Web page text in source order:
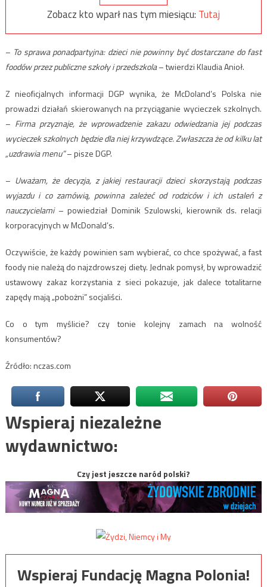
Zobacz kto wparł nas tym miesiącu: Tutaj
– To sprawa ponadpartyjna: dzieci nie powinny być dostarczane do fast
foodów przez publiczne szkoły i przedszkola– twierdzi Klaudia Anioł.
Z nieoficjalnych informacji DGP wynika, że McDoland’s Polska nie
prowadzi działań skierowanych na przyciąganie wycieczek szkolnych.
– Firma przyznaje, że wprowadzenie zakazu odwiedzania jej podczas
wycieczek szkolnych będzie dla niej krzywdzące. Zwłaszcza że od kilku lat
„uzdrawia menu”– pisze DGP.
– Uważam, że decyzja, z jakiej restauracji dzieci skorzystają podczas
wyjazdu i co zamówią, powinna zależeć od rodziców i ich ustaleń z
nauczycielami– powiedział Dominik Szulowski, kierownik ds. relacji
korporacyjnych w McDonald’s.
Oczywiście, że każdy powinien sam wybierać, co chce spożywać, a fast
foody nie należą do najzdrowszej diety. Jednak pomysł, by wprowadzić
ustawowy zakaz korzystania z sieci pokazuje, jak dalece totalitarne
zapędy mają „pobożni” socjaliści.
Co o tym myślicie? czy tonie kolejny zamach na wolność
konsumentów?
Źródło: nczas.com
Wspieraj niezależne
wydawnictwo:
Czy jest jeszcze naród polski?
Wspieraj Fundację Magna Polonia!